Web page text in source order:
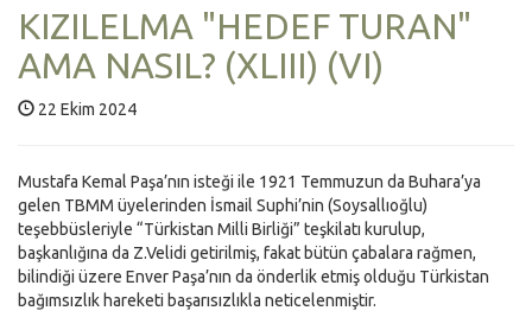
KIZILELMA "HEDEF TURAN"
AMA NASIL? (XLIII) (VI)
22 Ekim 2024
Mustafa Kemal Paşa’nın isteği ile 1921 Temmuzun da Buhara’ya
gelen TBMM üyelerinden İsmail Suphi’nin (Soysallıoğlu)
teşebbüsleriyle “Türkistan Milli Birliği” teşkilatı kurulup,
başkanlığına da Z.Velidi getirilmiş, fakat bütün çabalara rağmen,
bilindiği üzere Enver Paşa’nın da önderlik etmiş olduğu Türkistan
bağımsızlık hareketi başarısızlıkla neticelenmiştir.